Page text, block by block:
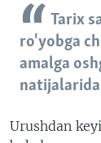
Tarix
ro'yobga
amalga
Urushdan